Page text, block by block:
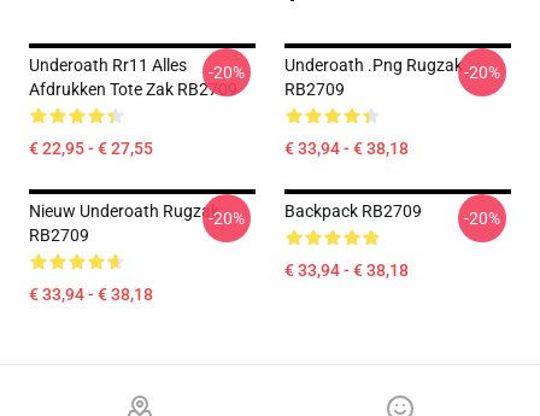
Underoath Rr11 Alles
Afdrukken Tote Zak RB2709
€ 22,95 - € 27,55
-20%
Underoath .png Rugzak
RB2709
€ 33,94 - € 38,18
-20%
Nieuw Underoath Rugzak
RB2709
€ 33,94 - € 38,18
-20% Backpack RB2709
€ 33,94 - € 38,18
-20%